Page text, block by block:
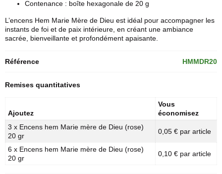
Contenance : boîte hexagonale de 20 g
L’encens Hem Marie Mère de Dieu est idéal pour accompagner les
instants de foi et de paix intérieure, en créant une ambiance
sacrée, bienveillante et profondément apaisante.
Référence HMMDR20
Remises quantitatives
Ajoutez
Vous
économisez
3 x Encens hem Marie mère de Dieu (rose)
20 gr
0,05 € par article
6 x Encens hem Marie mère de Dieu (rose)
20 gr
0,10 € par article